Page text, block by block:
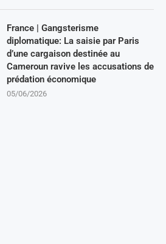
France | Gangsterisme
diplomatique: La saisie par Paris
d’une cargaison destinée au
Cameroun ravive les accusations de
prédation économique
05/06/2026